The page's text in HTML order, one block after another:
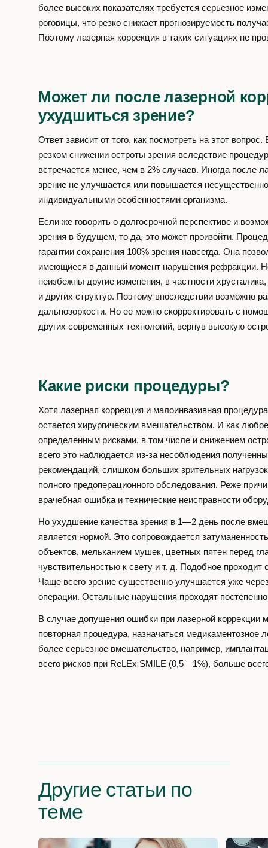
более высоких показателях требуется серьезное
роговицы, что резко снижает прогнозируемость
Поэтому лазерная коррекция в таких ситуациях не
Может ли после лазерной
ухудшиться зрение?
Ответ зависит от того, как посмотреть на этот вопрос.
резком снижении остроты зрения вследствие
встречается менее, чем в 2% случаев. Иногда после
зрение не улучшается или повышается
индивидуальными особенностями организма.
Если же говорить о долгосрочной перспективе и
зрения в будущем, то да, это может произойти.
гарантии сохранения 100% зрения навсегда. Она
имеющиеся в данный момент нарушения рефракции.
неизбежны другие изменения, в частности
и других структур. Поэтому впоследствии возможно
дальнозоркости. Но ее можно скорректировать с
других современных технологий, вернув высокую
Какие риски процедуры?
Хотя лазерная коррекция и малоинвазивная
остается хирургическим вмешательством. И как
определенным рисками, в том числе и снижением
всего это наблюдается из-за несоблюдения
рекомендаций, слишком больших зрительных
полного предоперационного обследования. Реже
врачебная ошибка и технические неисправности
Но ухудшение качества зрения в 1—2 день после
является нормой. Это сопровождается
объектов, мельканием мушек, цветных пятен перед
чувствительностью к свету и т. д. Подобное проходит
Чаще всего зрение существенно улучшается уже
операции. Остальные нарушения проходят
В случае допущения ошибки при лазерной коррекции
повторная процедура, назначаться медикаментозное
более серьезное вмешательство, например,
всего рисков при ReLEx SMILE (0,5—1%), больше
Другие статьи по
теме